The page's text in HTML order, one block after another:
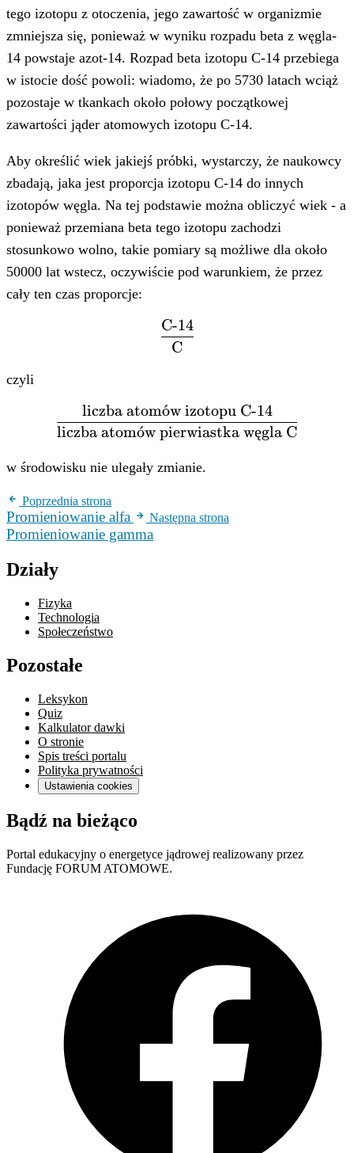
tego izotopu z otoczenia, jego zawartość w organizmie
zmniejsza się, ponieważ w wyniku rozpadu beta z węgla-
14 powstaje azot-14. Rozpad beta izotopu C-14 przebiega
w istocie dość powoli: wiadomo, że po 5730 latach wciąż
pozostaje w tkankach około połowy początkowej
zawartości jąder atomowych izotopu C-14.
Aby określić wiek jakiejś próbki, wystarczy, że naukowcy
zbadają, jaka jest proporcja izotopu C-14 do innych
izotopów węgla. Na tej podstawie można obliczyć wiek - a
ponieważ przemiana beta tego izotopu zachodzi
stosunkowo wolno, takie pomiary są możliwe dla około
50000 lat wstecz, oczywiście pod warunkiem, że przez
cały ten czas proporcje:
\frac{\text{C-
C
C-14
czyli
\frac{\text{liczba
atomów izotopu
{\text{liczba
C}}
liczba atomo
ˊw pierwiastka węgla C
liczba atomo
ˊw izotopu C-14
w środowisku nie ulegały zmianie.
Poprzednia strona
Promieniowanie alfa Następna strona
Promieniowanie gamma
Działy
Fizyka
Technologia
Społeczeństwo
Pozostałe
Leksykon
Quiz
Kalkulator dawki
O stronie
Spis treści portalu
Polityka prywatności
Ustawienia cookies
Bądź na bieżąco
Portal edukacyjny o energetyce jądrowej realizowany przez
Fundację FORUM ATOMOWE.